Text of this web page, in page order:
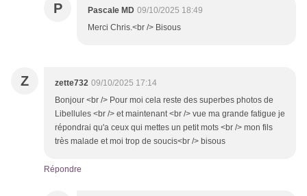
P Pascale MD 09/10/2025 18:49
Merci Chris.<br /> Bisous
Z zette732 09/10/2025 17:14
Bonjour <br /> Pour moi cela reste des superbes photos de
Libellules <br /> et maintenant <br /> vue ma grande fatigue je
répondrai qu'a ceux qui mettes un petit mots <br /> mon fils
très malade et moi trop de soucis<br /> bisous
Répondre